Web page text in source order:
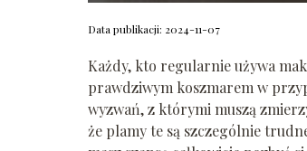
Data publikacji: 2024-11-07
Każdy, kto regularnie używa
prawdziwym koszmarem w
wyzwań, z którymi muszą
że plamy te są szczególnie